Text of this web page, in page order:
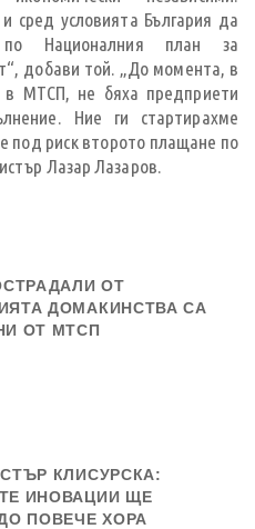
сред условията България да
Националния план за
добави той. „До момента, в
МТСП, не бяха предприети
Ние ги стартирахме
под риск второто плащане по
Лазар Лазаров.
ОТ
ДОМАКИНСТВА СА
ОТ МТСП
КЛИСУРСКА:
ИНОВАЦИИ ЩЕ
ПОВЕЧЕ ХОРА